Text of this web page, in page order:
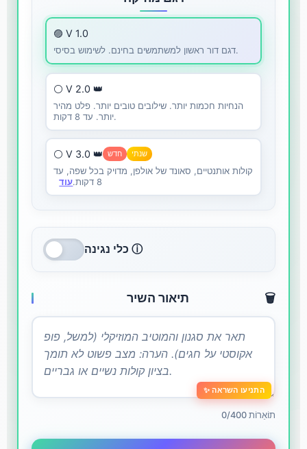
🟣 V 1.0
דגם דור ראשון למשתמשים בחינם. לשימוש בסיסי.
⚪ V 2.0 👑
הנחיות חכמות יותר. שילובים טובים יותר. פלט מהיר
יותר. עד 8 דקות.
⚪ V 3.0 👑 חדש שנתי
קולות אותנטיים, סאונד של אולפן, מדויק בכל שפה, עד
8 דקות.
עוד
כלי נגינה ⓘ
תיאור השיר 🗑️
✨ התניעו השראה
0/400 תוֹאֵרוֹת